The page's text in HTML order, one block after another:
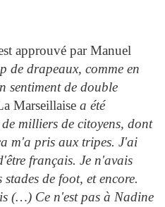
approuvé par Manuel
de drapeaux, comme en
sentiment de double
Marseillaise a été
milliers de citoyens, dont
m'a pris aux tripes. J'ai
français. Je n'avais
de foot, et encore.
(…) Ce n'est pas à Nadine